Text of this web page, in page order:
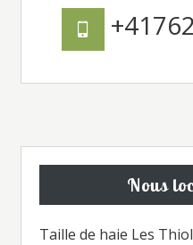
Nous
Taille de haie Les